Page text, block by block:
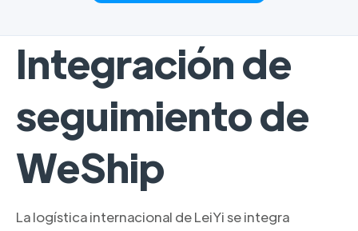
Integración de
seguimiento de
WeShip
La logística internacional de LeiYi se integra